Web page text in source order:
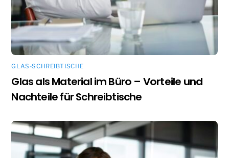
GLAS-SCHREIBTISCHE
Glas als Material im Büro – Vorteile und
Nachteile für Schreibtische